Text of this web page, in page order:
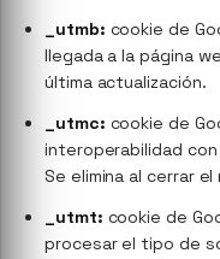
_utmb: cookie de
llegada a la página
última actualización.
_utmc: cookie de
interoperabilidad
Se elimina al cerrar
_utmt: cookie de
procesar el tipo de